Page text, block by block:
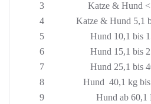
3
Katze & Hund
4
Katze & Hund 5,1
5
Hund 10,1 bis
6
Hund 15,1 bis
7
Hund 25,1 bis
8
Hund 40,1 kg
9
Hund ab 60,1